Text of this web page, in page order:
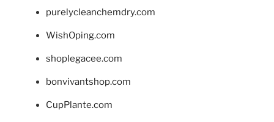
purelycleanchemdry.com
WishOping.com
shoplegacee.com
bonvivantshop.com
CupPlante.com